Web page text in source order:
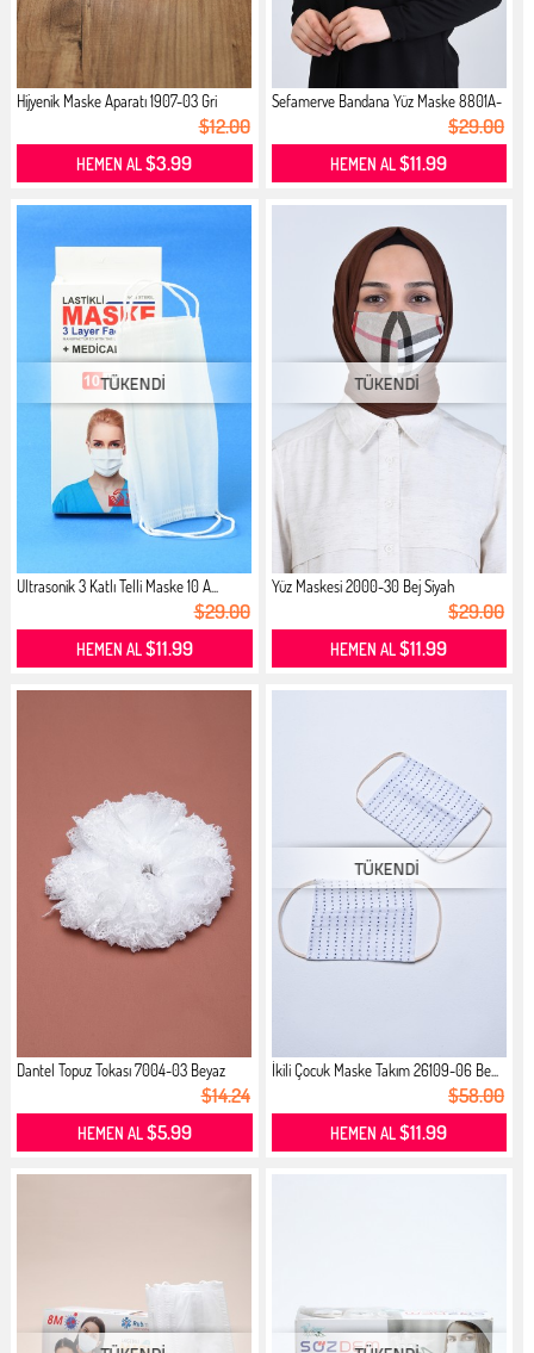
Hijyenik Maske Aparatı 1907-03 Gri
$12.00
HEMEN AL$3.99
Sefamerve Bandana Yüz Maske 8801A-
$29.00
HEMEN AL$11.99
Ultrasonik 3 Katlı Telli Maske 10 A...
$29.00
HEMEN AL$11.99
Yüz Maskesi 2000-30 Bej Siyah
$29.00
HEMEN AL$11.99
Dantel Topuz Tokası 7004-03 Beyaz
$14.24
HEMEN AL$5.99
İkili Çocuk Maske Takım 26109-06 Be...
$58.00
HEMEN AL$11.99